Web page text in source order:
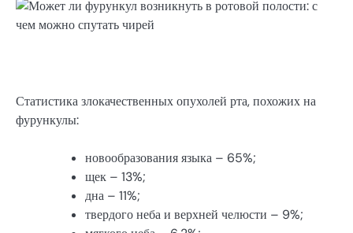
Статистика злокачественных опухолей рта, похожих на
фурункулы:
новообразования языка – 65%;
щек – 13%;
дна – 11%;
твердого неба и верхней челюсти – 9%;